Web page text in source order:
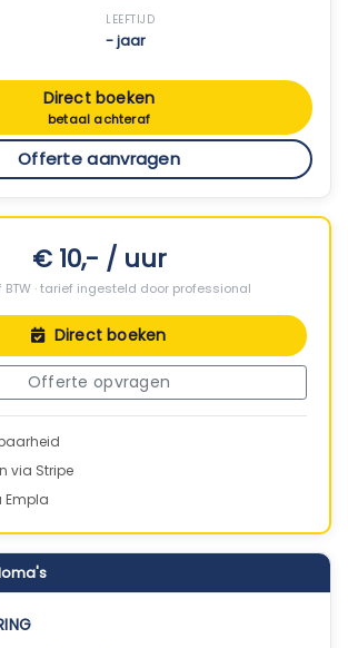
LEEFTIJD
- jaar
Direct boeken
betaal achteraf
Offerte aanvragen
€ 10,- / uur
BTW · tarief ingesteld door professional
Direct boeken
Offerte opvragen
via Stripe
Empla